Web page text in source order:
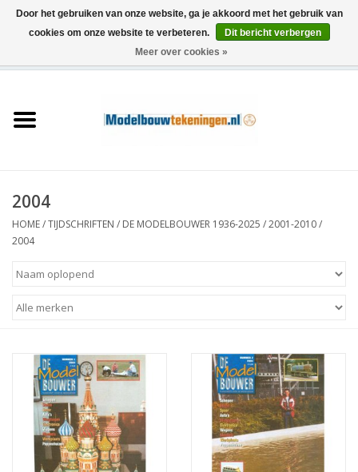
Schepen
Houtbouw
Machines
Tijdschriften
Nieuwe tekeningen
2004
HOME/TIJDSCHRIFTEN / DE MODELBOUWER 1936-2025 /2001-2010/
2004
Door het gebruiken van onze website, ga je akkoord met het gebruik van
cookies om onze website te verbeteren.
Dit bericht verbergen
Meer over cookies »